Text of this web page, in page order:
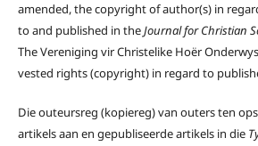
amended, the copyright of author(s) in
to and published in theJournal for Christian
The Vereniging vir Christelike Hoër
vested rights (copyright) in regard to
Die outeursreg (kopiereg) van outers ten
artikels aan en gepubliseerde artikels in die